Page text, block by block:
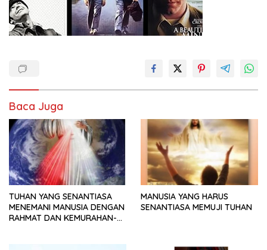
Baca Juga
TUHAN YANG SENANTIASA
MENEMANI MANUSIA DENGAN
RAHMAT DAN KEMURAHAN-
MANUSIA YANG HARUS
SENANTIASA MEMUJI TUHAN